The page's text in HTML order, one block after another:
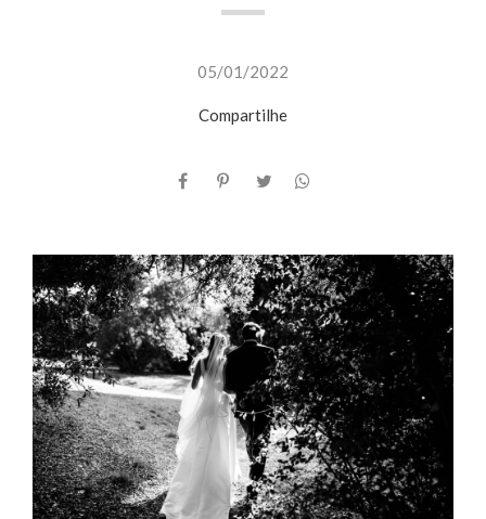
05/01/2022
Compartilhe